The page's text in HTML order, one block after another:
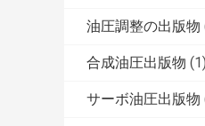
油圧調整の出版物
合成油圧出版物 (1)
サーボ油圧出版物